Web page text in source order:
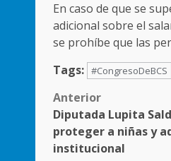
En caso de que se
adicional sobre el
se prohíbe que las
Tags: #CongresoDeBCS
Post
navigation
Anterior
Diputada Lupita
proteger a niñas y
institucional